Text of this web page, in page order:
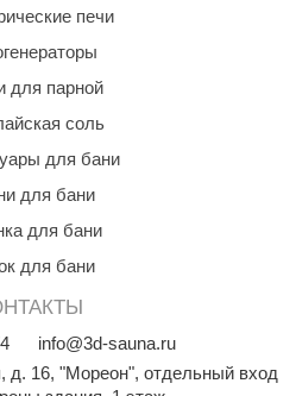
печи
для парной
соль
для бани
для бани
для бани
для бани
info@3d-sauna.ru
д. 16, "Мореон", отдельный вход